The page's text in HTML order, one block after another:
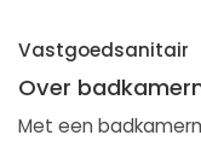
Vastgoedsanitair
Over
Met een